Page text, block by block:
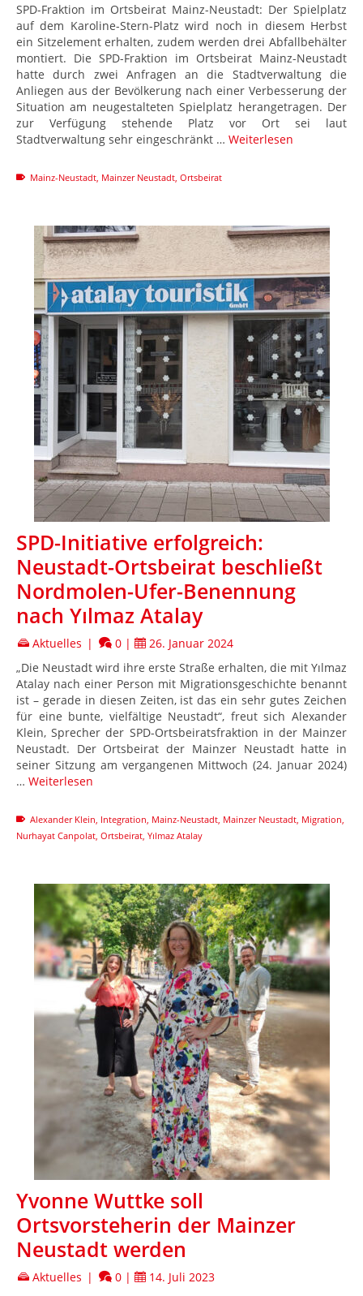
SPD-Fraktion im Ortsbeirat Mainz-Neustadt: Der Spielplatz
auf dem Karoline-Stern-Platz wird noch in diesem Herbst
ein Sitzelement erhalten, zudem werden drei Abfallbehälter
montiert. Die SPD-Fraktion im Ortsbeirat Mainz-Neustadt
hatte durch zwei Anfragen an die Stadtverwaltung die
Anliegen aus der Bevölkerung nach einer Verbesserung der
Situation am neugestalteten Spielplatz herangetragen. Der
zur Verfügung stehende Platz vor Ort sei laut
Stadtverwaltung sehr eingeschränkt … Weiterlesen
Mainz-Neustadt Mainzer Neustadt Ortsbeirat
SPD-Initiative erfolgreich:
Neustadt-Ortsbeirat beschließt
Nordmolen-Ufer-Benennung
nach Yılmaz Atalay
Aktuelles | 0 |
26. Januar 2024
„Die Neustadt wird ihre erste Straße erhalten, die mit Yılmaz
Atalay nach einer Person mit Migrationsgeschichte benannt
ist – gerade in diesen Zeiten, ist das ein sehr gutes Zeichen
für eine bunte, vielfältige Neustadt“, freut sich Alexander
Klein, Sprecher der SPD-Ortsbeiratsfraktion in der Mainzer
Neustadt. Der Ortsbeirat der Mainzer Neustadt hatte in
seiner Sitzung am vergangenen Mittwoch (24. Januar 2024)
… Weiterlesen
Alexander Klein Integration Mainz-Neustadt Mainzer Neustadt Migration
Nurhayat Canpolat Ortsbeirat Yılmaz Atalay
Yvonne Wuttke soll
Ortsvorsteherin der Mainzer
Neustadt werden
Aktuelles | 0 |
14. Juli 2023